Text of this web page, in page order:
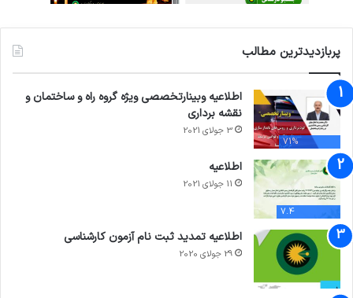
پربازدیدترین مطالب
71%
اطلاعیه وبینارتخصصی ویژه گروه راه و ساختمان و
نقشه برداری
3 جولای 2021
7.4
اطلاعیه
11 جولای 2021
اطلاعیه تمدید ثبت نام آزمون کارشناسی
29 جولای 2020